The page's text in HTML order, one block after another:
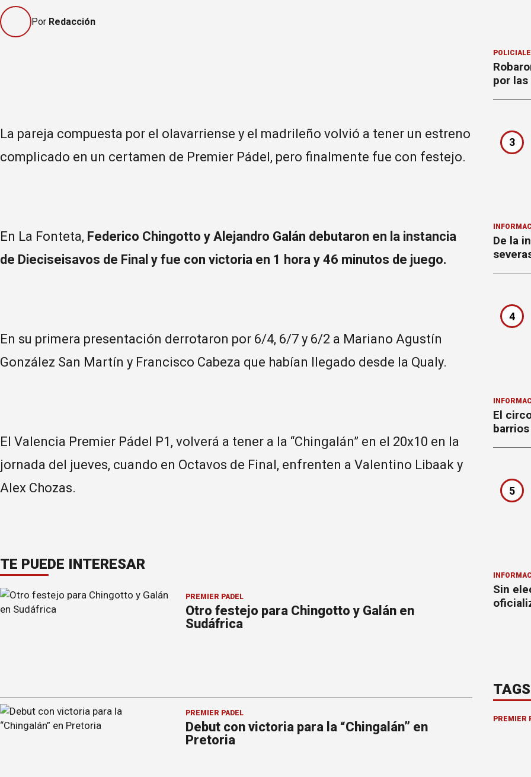
Por Redacción
La pareja compuesta por el olavarriense y el madrileño volvió a tener un estreno
complicado en un certamen de Premier Pádel, pero finalmente fue con festejo.
En La Fonteta, Federico Chingotto y Alejandro Galán debutaron en la instancia
de Dieciseisavos de Final y fue con victoria en 1 hora y 46 minutos de juego.
En su primera presentación derrotaron por 6/4, 6/7 y 6/2 a Mariano Agustín
González San Martín y Francisco Cabeza que habían llegado desde la Qualy.
El Valencia Premier Pádel P1, volverá a tener a la “Chingalán” en el 20x10 en la
jornada del jueves, cuando en Octavos de Final, enfrenten a Valentino Libaak y
Alex Chozas.
TE PUEDE INTERESAR
PREMIER PÁDEL
Otro festejo para Chingotto y Galán en
Sudáfrica
PREMIER PÁDEL
Debut con victoria para la “Chingalán” en
Pretoria
por
3
De la
4
El
barrios
5
Sin
TAGS
PREMIER